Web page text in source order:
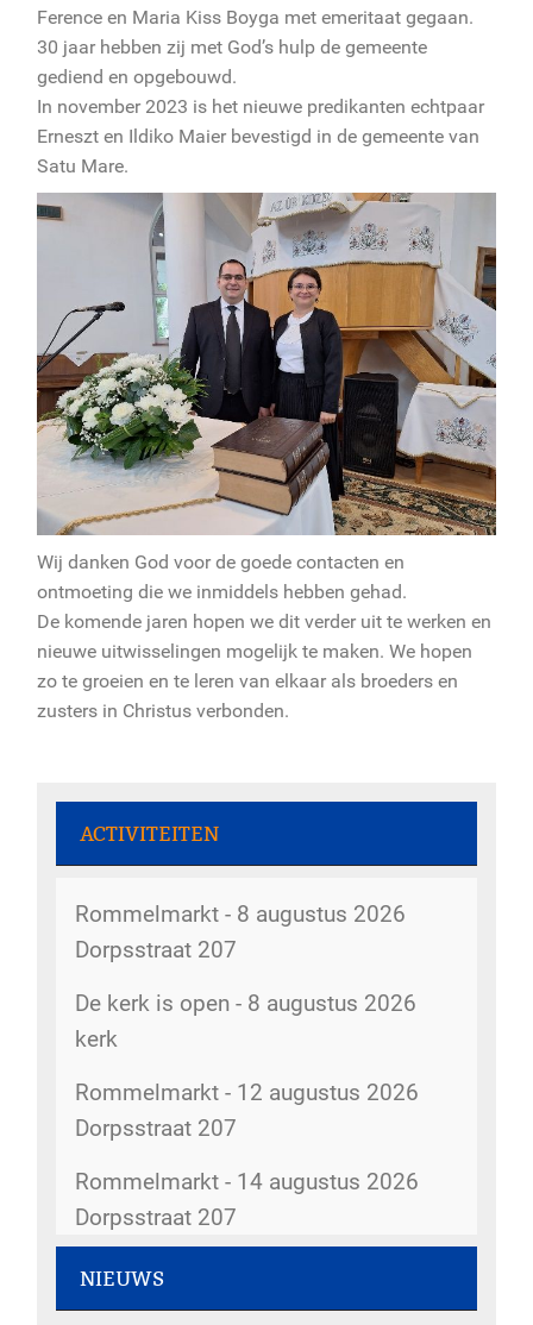
Ference en Maria Kiss Boyga met emeritaat gegaan.
30 jaar hebben zij met God’s hulp de gemeente
gediend en opgebouwd.
In november 2023 is het nieuwe predikanten echtpaar
Erneszt en Ildiko Maier bevestigd in de gemeente van
Satu Mare.
Wij danken God voor de goede contacten en
ontmoeting die we inmiddels hebben gehad.
De komende jaren hopen we dit verder uit te werken en
nieuwe uitwisselingen mogelijk te maken. We hopen
zo te groeien en te leren van elkaar als broeders en
zusters in Christus verbonden.
ACTIVITEITEN
Rommelmarkt - 8 augustus 2026
Dorpsstraat 207
De kerk is open - 8 augustus 2026
kerk
Rommelmarkt - 12 augustus 2026
Dorpsstraat 207
Rommelmarkt - 14 augustus 2026
Dorpsstraat 207
Kopij kerkbode - 14 augustus 2026
5gemeenten@hervormdscherpenzeel.nl
NIEUWS